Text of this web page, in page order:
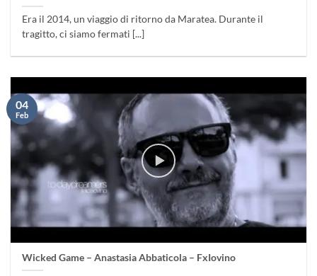
Era il 2014, un viaggio di ritorno da Maratea. Durante il
tragitto, ci siamo fermati [...]
Wicked Game – Anastasia Abbaticola – FxIovino
04
Feb